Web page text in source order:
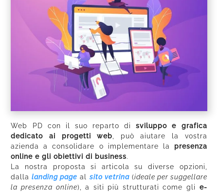
Web PD con il suo reparto disviluppo e grafica
dedicato ai progetti web, può aiutare la vostra
azienda a consolidare o implementare la presenza
online e gli obiettivi di business.
La nostra proposta si articola su diverse opzioni,
dallalanding page alsito vetrina(ideale per suggellare
la presenza online), a siti più strutturati come gli e-